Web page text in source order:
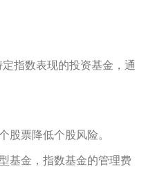
指数表现的投资基金，通
股票降低个股风险。
基金，指数基金的管理费